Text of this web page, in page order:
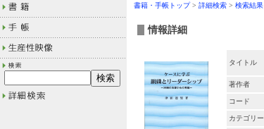
書籍・手帳トップ> 詳細検索 > 検索結果
情報詳細
タイトル
著作者
コード
カテゴリー